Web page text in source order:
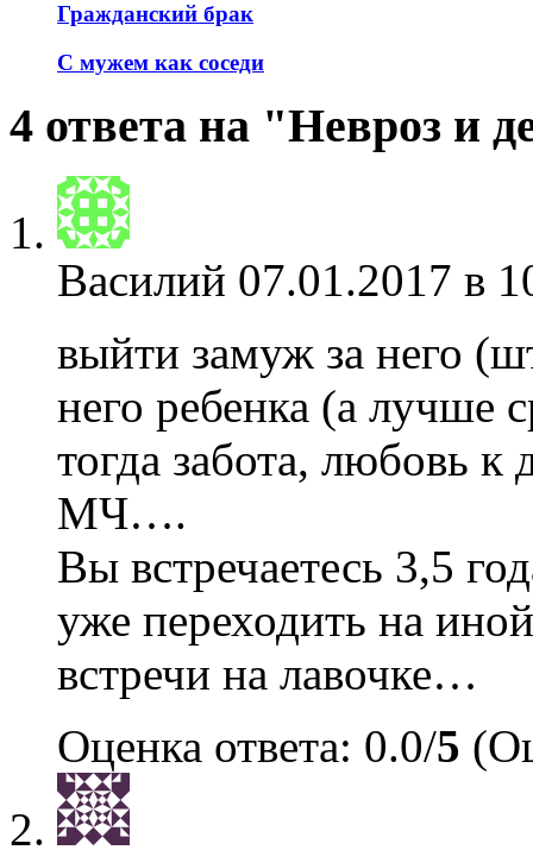
Гражданский брак
С мужем как соседи
4 ответа на "Невроз и
Василий 07.01.2017 в
выйти замуж за него
него ребенка (а
тогда забота, любовь
МЧ….
Вы встречаетесь 3,5
уже переходить на
встречи на лавочке…
Оценка ответа: 0.0/5